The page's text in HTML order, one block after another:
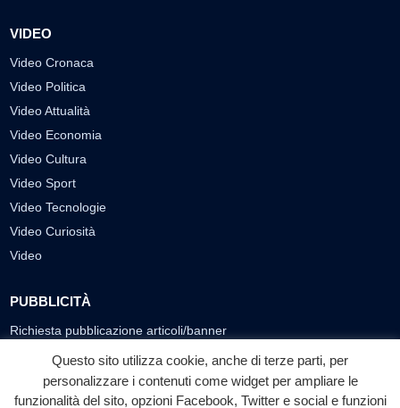
VIDEO
Video Cronaca
Video Politica
Video Attualità
Video Economia
Video Cultura
Video Sport
Video Tecnologie
Video Curiosità
Video
PUBBLICITÀ
Richiesta pubblicazione articoli/banner
SEGUICI SUI SOCIAL
Questo sito utilizza cookie, anche di terze parti, per
personalizzare i contenuti come widget per ampliare le
funzionalità del sito, opzioni Facebook, Twitter e social e funzioni